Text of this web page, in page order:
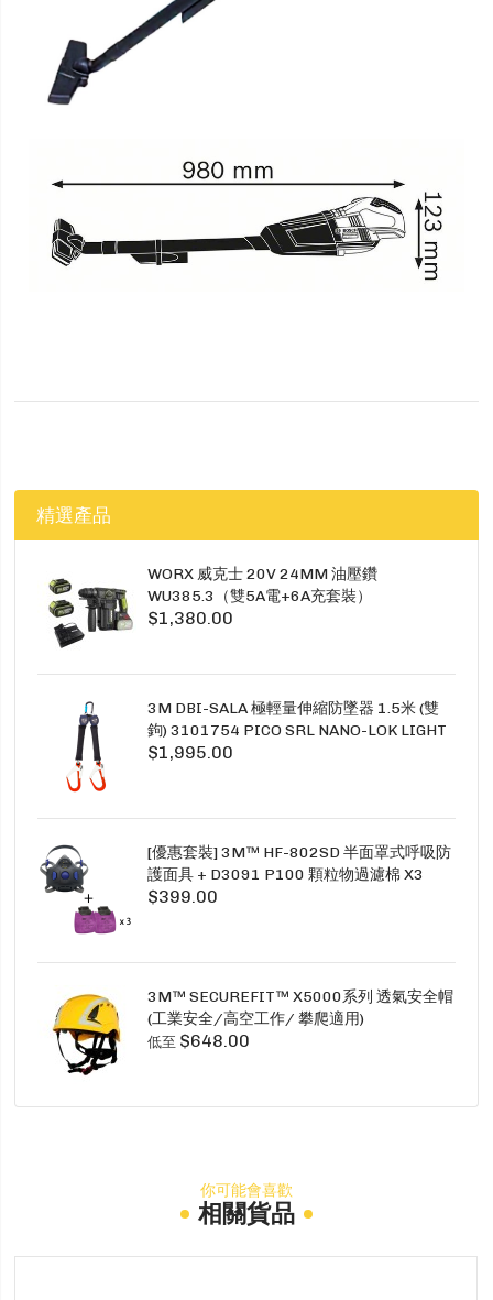
精選產品
WORX 威克士 20V 24MM 油壓鑽
WU385.3（雙5A電+6A充套裝）
$1,380.00
3M DBI-SALA 極輕量伸縮防墜器 1.5米 (雙
鉤) 3101754 PICO SRL NANO-LOK LIGHT
1.5M TWINS
$1,995.00
[優惠套裝] 3M™ HF-802SD 半面罩式呼吸防
護面具 + D3091 P100 顆粒物過濾棉 X3
SECURE CLICK HF-802SD HF-800SD 系列
$399.00
3M™ SECUREFIT™ X5000系列 透氣安全帽
(工業安全/高空工作/ 攀爬適用)
低至 $648.00
你可能會喜歡
相關貨品